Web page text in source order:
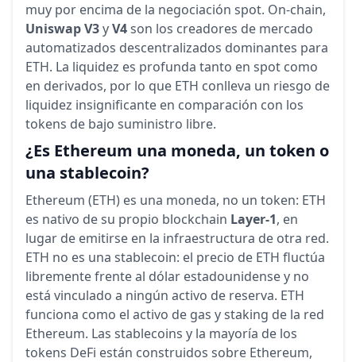
muy por encima de la negociación spot. On-chain,
Uniswap V3yV4son los creadores de mercado
automatizados descentralizados dominantes para
ETH. La liquidez es profunda tanto en spot como
en derivados, por lo que ETH conlleva un riesgo de
liquidez insignificante en comparación con los
tokens de bajo suministro libre.
¿Es Ethereum una moneda, un token o
una stablecoin?
Ethereum (ETH) es una moneda, no un token: ETH
es nativo de su propio blockchain Layer-1, en
lugar de emitirse en la infraestructura de otra red.
ETH no es una stablecoin: el precio de ETH fluctúa
libremente frente al dólar estadounidense y no
está vinculado a ningún activo de reserva. ETH
funciona como el activo de gas y staking de la red
Ethereum. Las stablecoins y la mayoría de los
tokens DeFi están construidos sobre Ethereum,